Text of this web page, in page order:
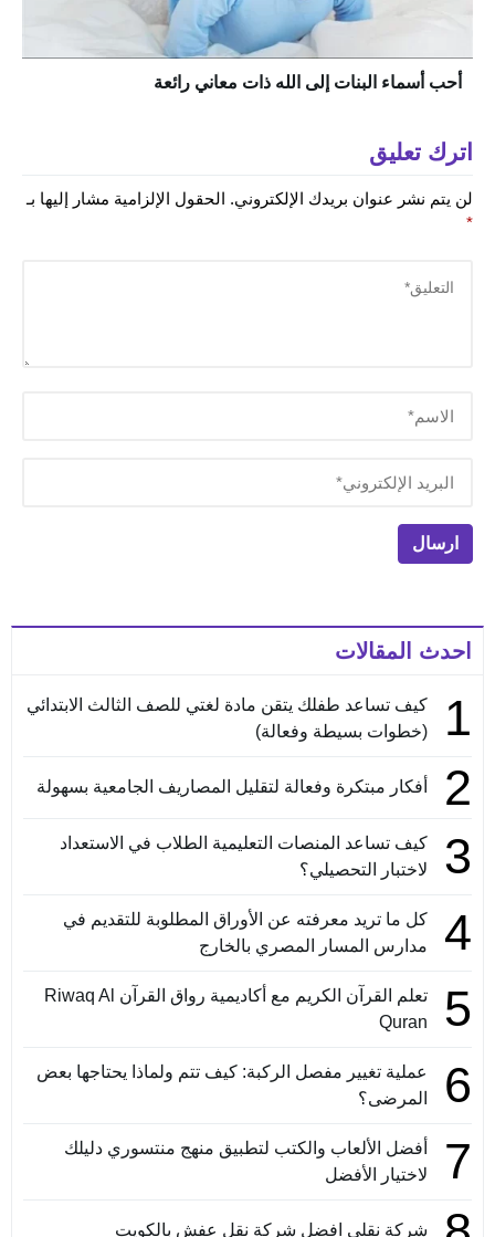
أحب أسماء البنات إلى الله ذات معاني رائعة
اترك تعليق
لن يتم نشر عنوان بريدك الإلكتروني. الحقول الإلزامية مشار إليها بـ
*
احدث المقالات
1
كيف تساعد طفلك يتقن مادة لغتي للصف الثالث الابتدائي
(خطوات بسيطة وفعالة)
2 أفكار مبتكرة وفعالة لتقليل المصاريف الجامعية بسهولة
3
كيف تساعد المنصات التعليمية الطلاب في الاستعداد
لاختبار التحصيلي؟
4
كل ما تريد معرفته عن الأوراق المطلوبة للتقديم في
مدارس المسار المصري بالخارج
5
تعلم القرآن الكريم مع أكاديمية رواق القرآن Riwaq Al
Quran
6
عملية تغيير مفصل الركبة: كيف تتم ولماذا يحتاجها بعض
المرضى؟
7
أفضل الألعاب والكتب لتطبيق منهج منتسوري دليلك
لاختيار الأفضل
شركة نقلي افضل شركة نقل عفش بالكويت